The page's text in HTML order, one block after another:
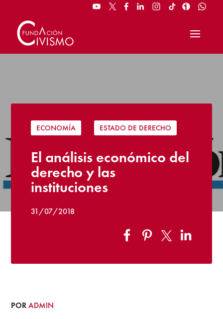
ECONOMÍA ESTADO DE DERECHO
El análisis económico del
derecho y las
instituciones
31/07/2018
PORADMIN